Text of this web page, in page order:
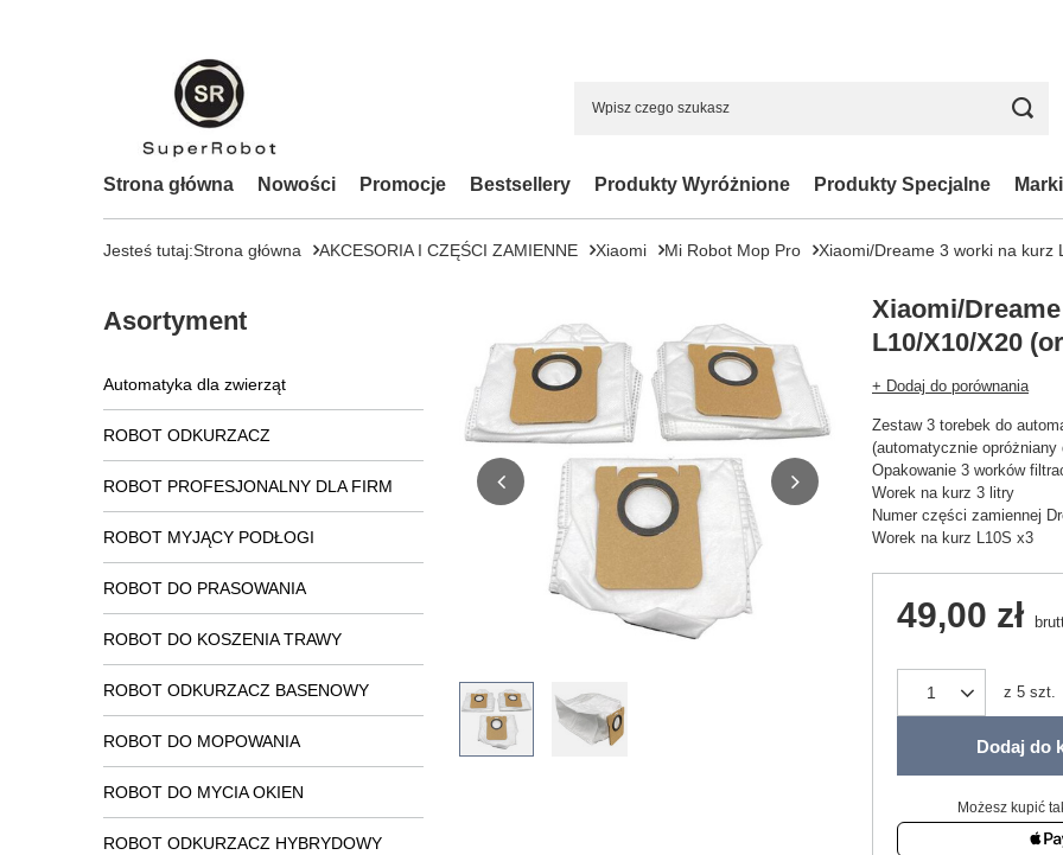
Strona główna Nowości Promocje Bestsellery Produkty Wyróżnione Produkty Specjalne Marki
Jesteś tutaj:Strona główna AKCESORIA I CZĘŚCI ZAMIENNE Xiaomi Mi Robot Mop Pro Xiaomi/Dreame 3 worki na kurz
Asortyment
Automatyka dla zwierząt
ROBOT ODKURZACZ
ROBOT PROFESJONALNY DLA FIRM
ROBOT MYJĄCY PODŁOGI
ROBOT DO PRASOWANIA
ROBOT DO KOSZENIA TRAWY
ROBOT ODKURZACZ BASENOWY
ROBOT DO MOPOWANIA
ROBOT DO MYCIA OKIEN
ROBOT ODKURZACZ HYBRYDOWY
Xiaomi/
L10/X10/X20
+ Dodaj do porównania
Zestaw 3 torebek do
(automatycznie opróżniany
Opakowanie 3 worków
Worek na kurz 3 litry
Numer części zamiennej
Worek na kurz L10S x3
49,00 zł
z 5 szt.
Dodaj do
Możesz kupić